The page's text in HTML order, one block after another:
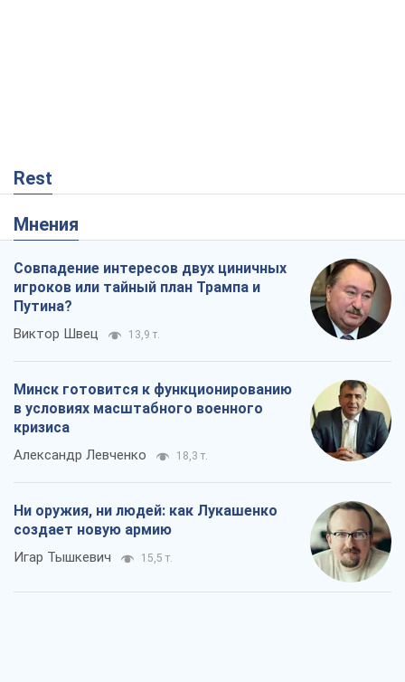
Rest
Мнения
Совпадение интересов двух циничных
игроков или тайный план Трампа и
Путина?
Виктор Швец 13,9 т.
Минск готовится к функционированию
в условиях масштабного военного
кризиса
Александр Левченко 18,3 т.
Ни оружия, ни людей: как Лукашенко
создает новую армию
Игар Тышкевич 15,5 т.